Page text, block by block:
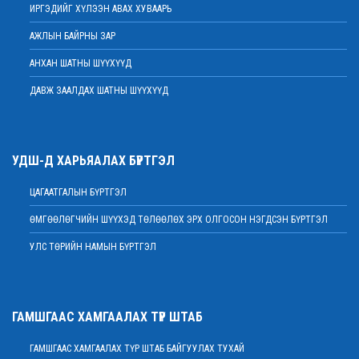
2022 оны 02 сарын 17
Хяналтын шатны шүүх хуралдаанд зайнаас оролцох боломжтой
Дээд шүүхийн нийт шүүгчийн хуралдаан болов
2022 оны 02 сарын 09
Дээд шүүхийн нийт шүүгчийн хуралдаан болно
МЭНДЧИЛГЭЭ
2022 оны 02 сарын 01
Дээд шүүхийн Тамгын газрын ажилтнуудын 82 хувь нь ХАСХОМ мэдүүлээд
МЭДЭГДЭЛ
ИРГЭДИЙГ ХҮЛЭЭН АВАХ ХУВААРЬ
АЖЛЫН БАЙРНЫ ЗАР
АНХАН ШАТНЫ ШҮҮХҮҮД
ДАВЖ ЗААЛДАХ ШАТНЫ ШҮҮХҮҮД
УДШ-Д ХАРЬЯАЛАХ БҮРТГЭЛ
ЦАГААТГАЛЫН БҮРТГЭЛ
ӨМГӨӨЛӨГЧИЙН ШҮҮХЭД ТӨЛӨӨЛӨХ ЭРХ ОЛГОСОН НЭГДСЭН БҮРТГЭЛ
УЛС ТӨРИЙН НАМЫН БҮРТГЭЛ
ГАМШГААС ХАМГААЛАХ ТҮР ШТАБ
ГАМШГААС ХАМГААЛАХ ТҮР ШТАБ БАЙГУУЛАХ ТУХАЙ